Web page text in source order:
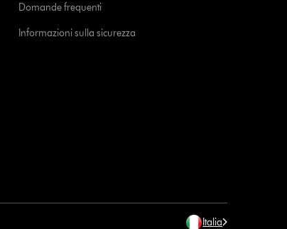
Domande frequenti
Informazioni sulla sicurezza
Italia